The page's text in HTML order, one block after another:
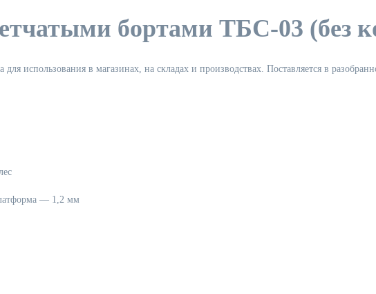
бортами ТБС-03 (без
использования в магазинах, на складах и производствах. Поставляется в
— 1,2 мм